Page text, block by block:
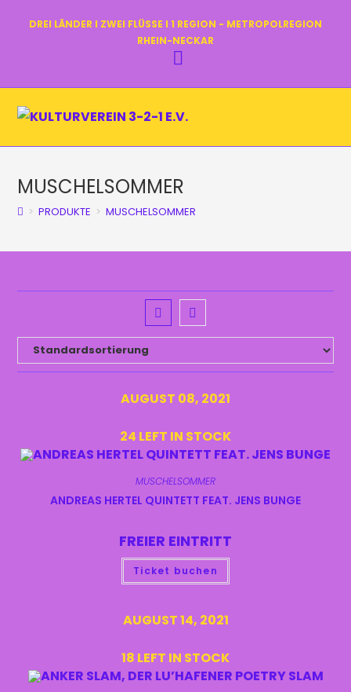
INHALTDREI LÄNDER I ZWEI FLÜSSE I 1 REGION - METROPOLREGION
RHEIN-NECKAR
MUSCHELSOMMER
> PRODUKTE > MUSCHELSOMMER
AUGUST 08, 2021
24 LEFT IN STOCK
MUSCHELSOMMER
ANDREAS HERTEL QUINTETT FEAT. JENS BUNGE
FREIER EINTRITT
Ticket buchen
AUGUST 14, 2021
18 LEFT IN STOCK